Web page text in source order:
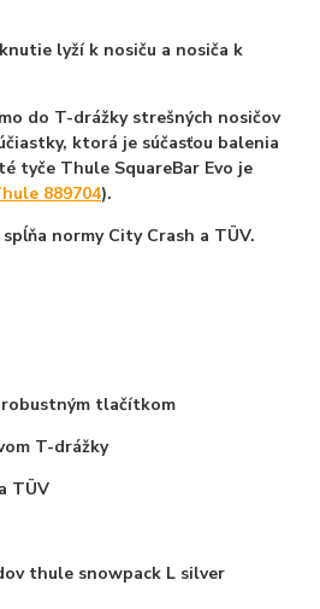
lyží k nosiču a nosiča k
do T-drážky strešných nosičov
ktorá je súčasťou balenia
tyče Thule SquareBar Evo je
889704).
normy City Crash a TÜV.
robustným tlačítkom
T-drážky
TÜV